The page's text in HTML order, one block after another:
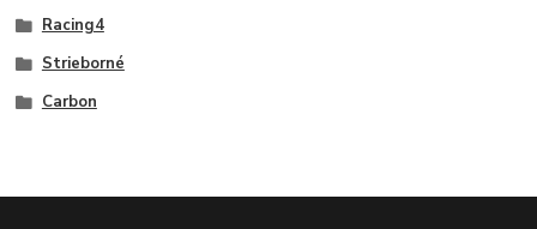
Racing4
Strieborné
Carbon